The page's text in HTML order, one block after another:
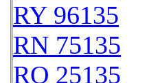
RY 96135
RN 75135
RQ 25135